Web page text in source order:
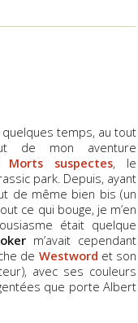
quelques temps, au tout
de mon aventure
Morts suspectes, le
park. Depuis, ayant
de même bien bis (un
ce qui bouge, je m’en
était quelque
m’avait cependant
de Westword et son
avec ses couleurs
que porte Albert